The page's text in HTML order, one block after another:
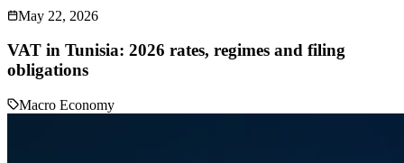
May 22, 2026
VAT in Tunisia: 2026 rates, regimes and filing
obligations
Macro Economy